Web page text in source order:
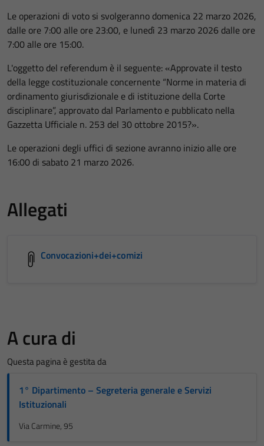
Le operazioni di voto si svolgeranno domenica 22 marzo 2026,
dalle ore 7:00 alle ore 23:00, e lunedì 23 marzo 2026 dalle ore
7:00 alle ore 15:00.
L'oggetto del referendum è il seguente: «Approvate il testo
della legge costituzionale concernente “Norme in materia di
ordinamento giurisdizionale e di istituzione della Corte
disciplinare”, approvato dal Parlamento e pubblicato nella
Gazzetta Ufficiale n. 253 del 30 ottobre 2015?».
Le operazioni degli uffici di sezione avranno inizio alle ore
16:00 di sabato 21 marzo 2026.
Allegati
Convocazioni+dei+comizi
A cura di
Questa pagina è gestita da
1° Dipartimento – Segreteria generale e Servizi
Istituzionali
Via Carmine, 95